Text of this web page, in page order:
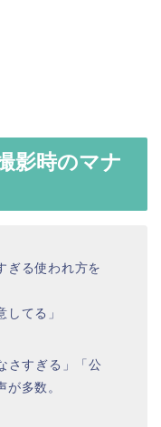
影時のマナ
ぎる使われ方を
てる」
さすぎる」「公
多数。